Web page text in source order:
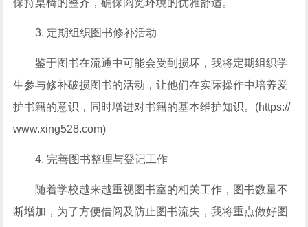
保持桌椅的整齐，确保阅览环境的优雅舒适。
3. 定期组织图书修补活动
鉴于图书在流通中可能会受到损坏，我将定期组织学
生参与修补破损图书的活动，让他们在实际操作中培养爱
护书籍的意识，同时增进对书籍的基本维护知识。(https://
www.xing528.com)
4. 完善图书整理与登记工作
随着学校越来越重视图书室的相关工作，图书数量不
断增加，为了方便借阅及防止图书流失，我将重点做好图